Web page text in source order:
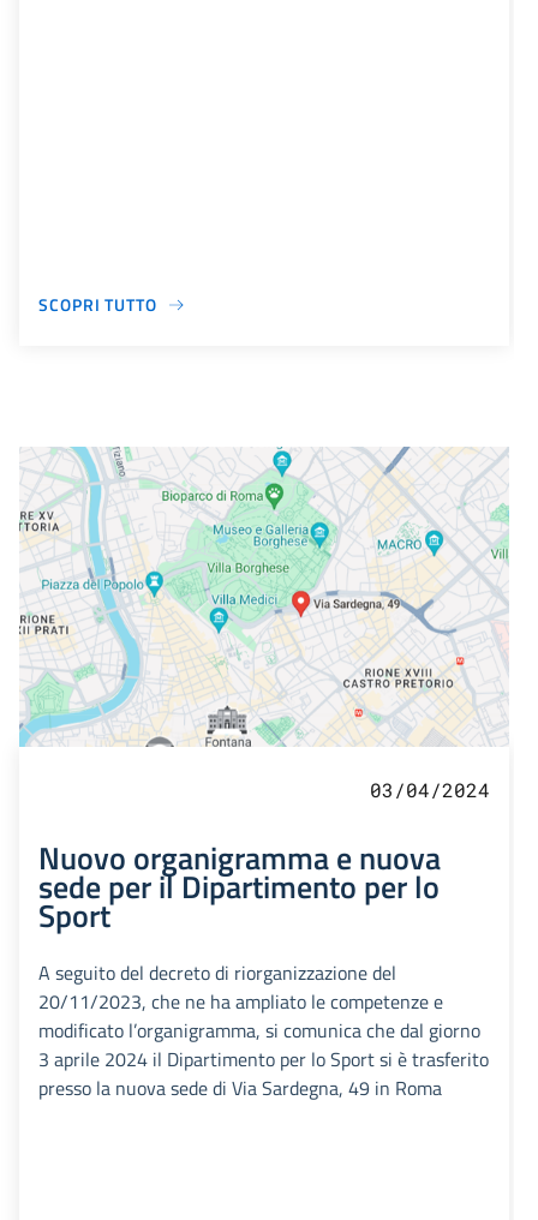
SCOPRI TUTTO
03/04/2024
Nuovo organigramma e nuova
sede per il Dipartimento per lo
Sport
A seguito del decreto di riorganizzazione del
20/11/2023, che ne ha ampliato le competenze e
modificato l’organigramma, si comunica che dal giorno
3 aprile 2024 il Dipartimento per lo Sport si è trasferito
presso la nuova sede di Via Sardegna, 49 in Roma